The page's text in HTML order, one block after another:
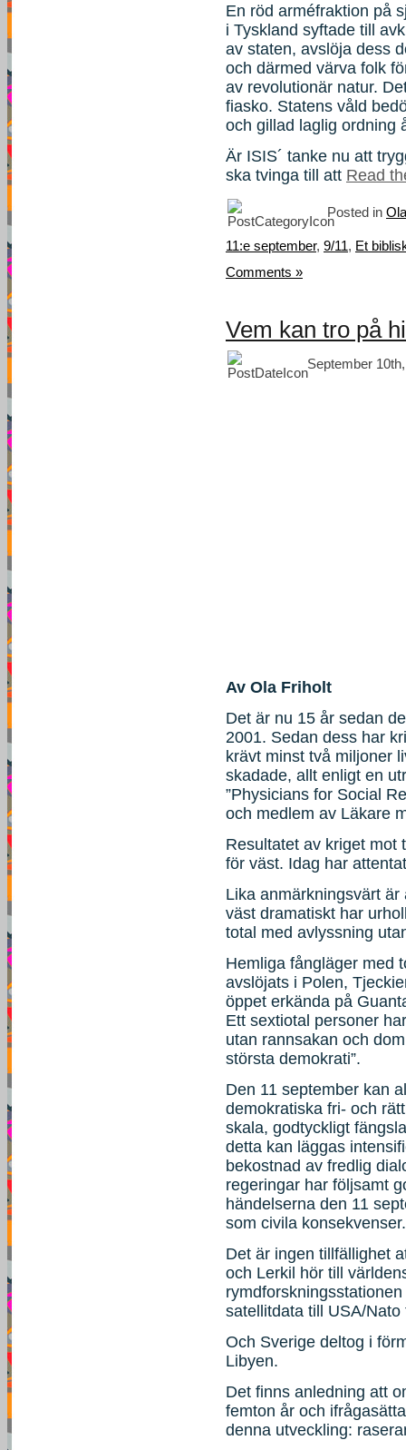
En röd arméfraktion på
i Tyskland syftade till
av staten, avslöja dess
och därmed värva folk
av revolutionär natur.
fiasko. Statens våld
och gillad laglig ordning
Är ISIS´ tanke nu att
ska tvinga till att Read
Posted in
11:e september, 9/11, Et
Comments »
Vem kan tro på
September
Av Ola Friholt
Det är nu 15 år sedan
2001. Sedan dess har
krävt minst två miljoner
skadade, allt enligt en
”Physicians for Social
och medlem av Läkare
Resultatet av kriget mot
för väst. Idag har
Lika anmärkningsvärt
väst dramatiskt har
total med avlyssning
Hemliga fångläger med
avslöjats i Polen,
öppet erkända på
Ett sextiotal personer
utan rannsakan och
största demokrati”.
Den 11 september kan
demokratiska fri- och
skala, godtyckligt
detta kan läggas
bekostnad av fredlig
regeringar har följsamt
händelserna den 11
som civila konsekvenser.
Det är ingen tillfällighet
och Lerkil hör till
satellitdata till USA/
Och Sverige deltog i
Libyen.
Det finns anledning att
femton år och
denna utveckling: